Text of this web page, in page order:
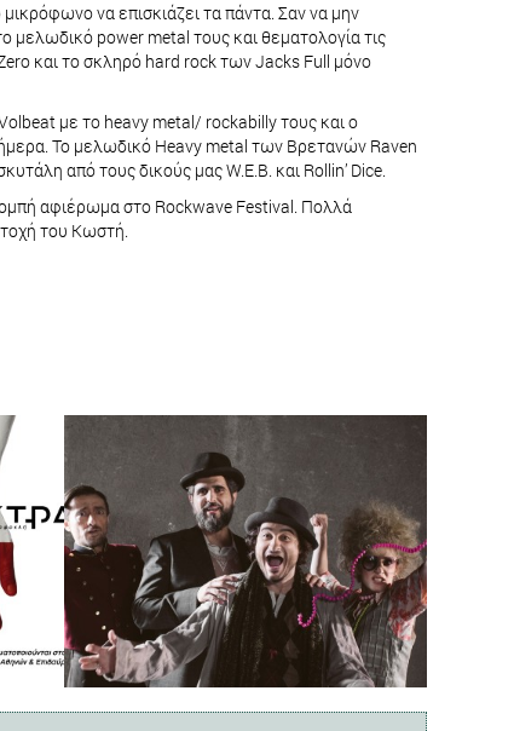
να επισκιάζει τα πάντα. Σαν να μην
μελωδικό power metal τους και θεματολογία τις
και το σκληρό hard rock των Jacks Full μόνο
με το heavy metal/ rockabilly τους και ο
Το μελωδικό Heavy metal των Βρετανών Raven
από τους δικούς μας W.E.B. και Rollin’ Dice.
αφιέρωμα στο Rockwave Festival. Πολλά
του Κωστή.